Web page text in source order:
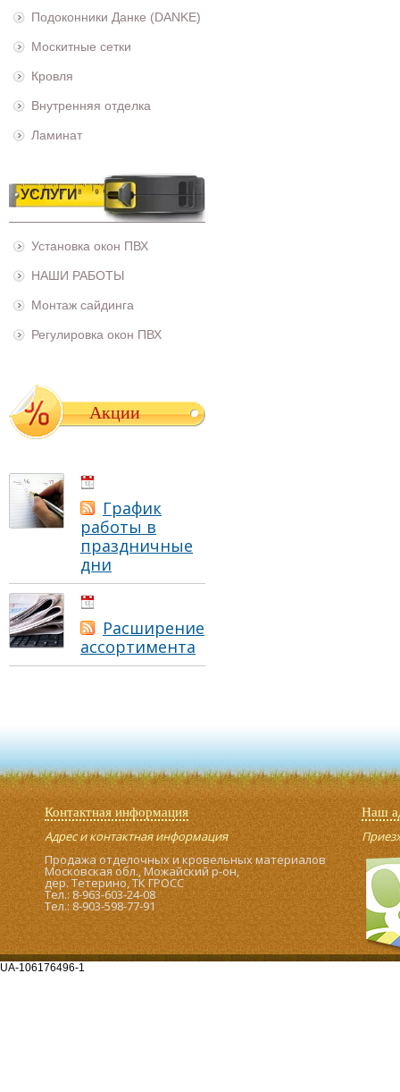
Подоконники Данке (DANKE)
Москитные сетки
Кровля
Внутренняя отделка
Ламинат
УСЛУГИ
Установка окон ПВХ
НАШИ РАБОТЫ
Монтаж сайдинга
Регулировка окон ПВХ
Акции
График
работы в
праздничные
дни
Расширение
ассортимента
Контактная информация
Адрес и контактная информация
Продажа отделочных и кровельных материалов
Московская обл., Можайский р-он,
дер. Тетерино, ТК ГРОСС
Тел.: 8-963-603-24-08
Тел.: 8-903-598-77-91
Наш
UA-106176496-1